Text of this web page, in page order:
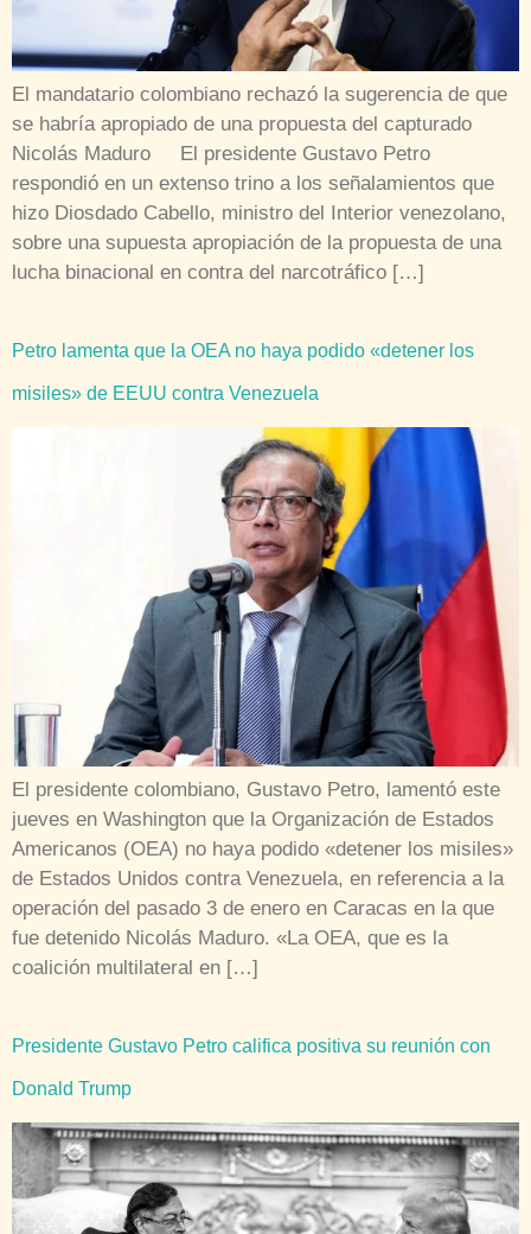
El mandatario colombiano rechazó la sugerencia de que
se habría apropiado de una propuesta del capturado
Nicolás Maduro El presidente Gustavo Petro
respondió en un extenso trino a los señalamientos que
hizo Diosdado Cabello, ministro del Interior venezolano,
sobre una supuesta apropiación de la propuesta de una
lucha binacional en contra del narcotráfico […]
Petro lamenta que la OEA no haya podido «detener los
misiles» de EEUU contra Venezuela
El presidente colombiano, Gustavo Petro, lamentó este
jueves en Washington que la Organización de Estados
Americanos (OEA) no haya podido «detener los misiles»
de Estados Unidos contra Venezuela, en referencia a la
operación del pasado 3 de enero en Caracas en la que
fue detenido Nicolás Maduro. «La OEA, que es la
coalición multilateral en […]
Presidente Gustavo Petro califica positiva su reunión con
Donald Trump